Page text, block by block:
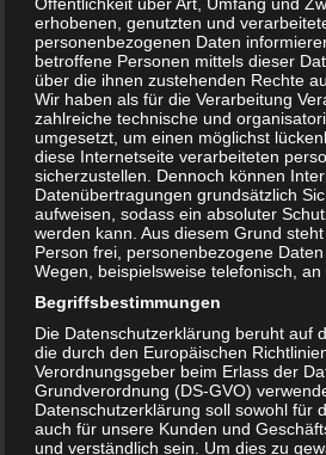
Hygiene in Pflege
Krankenbetreuung
HygieneThemen 5. Dezember
Die sog. Pandemie, die auf
Influenzaviren ausgerufen
und Pflegeheime sowie
Behindertenbetreuung vor
Herausforderungen.
Mundschutzmasken und
erhobenen, genutzten und
personenbezogenen Daten
betroffene Personen mittels dieser
über die ihnen zustehenden Rechte
Wir haben als für die Verarbeitung
zahlreiche technische und
umgesetzt, um einen möglichst
diese Internetseite verarbeiteten
sicherzustellen. Dennoch können
Datenübertragungen grundsätzlich
aufweisen, sodass ein absoluter
werden kann. Aus diesem Grund
Person frei, personenbezogene
Wegen, beispielsweise telefonisch, an
Begriffsbestimmungen
Die Datenschutzerklärung beruht auf
die durch den Europäischen
Verordnungsgeber beim Erlass der
Grundverordnung (DS-GVO)
Datenschutzerklärung soll sowohl für
auch für unsere Kunden und
und verständlich sein. Um dies zu